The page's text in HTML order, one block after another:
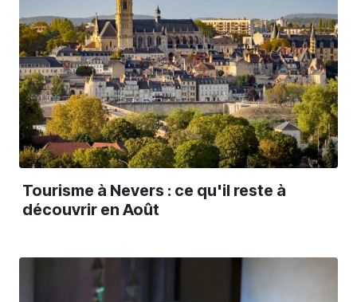
Tourisme à Nevers : ce qu'il reste à
découvrir en Août